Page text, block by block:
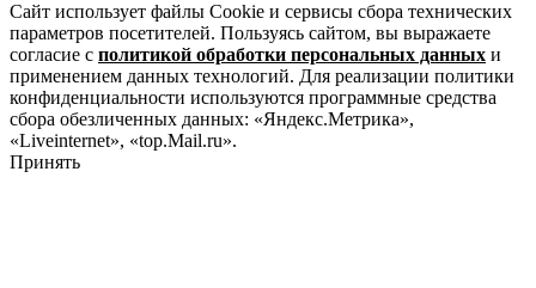
Сайт использует файлы Cookie и сервисы сбора технических
параметров посетителей. Пользуясь сайтом, вы выражаете
согласие с политикой обработки персональных данных и
применением данных технологий. Для реализации политики
конфиденциальности используются программные средства
сбора обезличенных данных: «Яндекс.Метрика»,
«Liveinternet», «top.Mail.ru».
Принять